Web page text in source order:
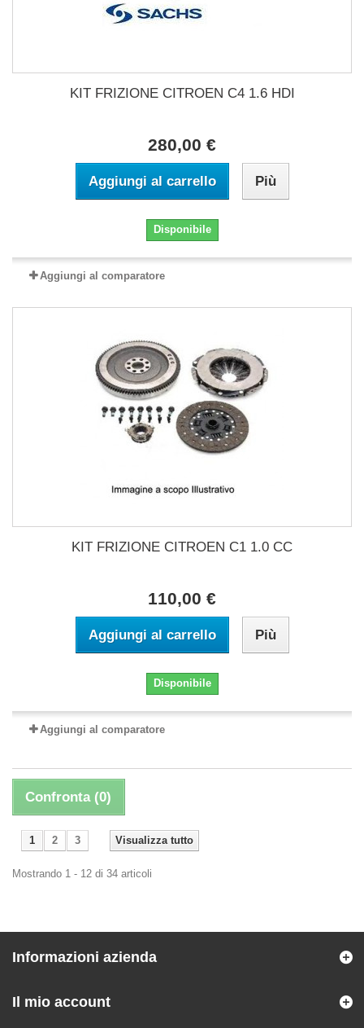
KIT FRIZIONE CITROEN C4 1.6 HDI
280,00 €
Aggiungi al carrello Più
Disponibile
Aggiungi al comparatore
KIT FRIZIONE CITROEN C1 1.0 CC
110,00 €
Aggiungi al carrello Più
Disponibile
Aggiungi al comparatore
Confronta (0)
Visualizza tutto
1 2 3
Mostrando 1 - 12 di 34 articoli
Informazioni azienda
Il mio account